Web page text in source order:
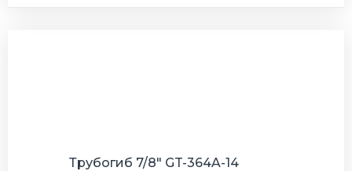
Трубогиб 7/8" GT-364A-14